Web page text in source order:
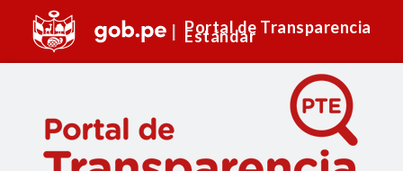
Portal de Transparencia
Estándar